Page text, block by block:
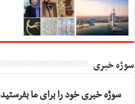
سوژه خبری
سوژه خبری خود را برای ما بفرستید